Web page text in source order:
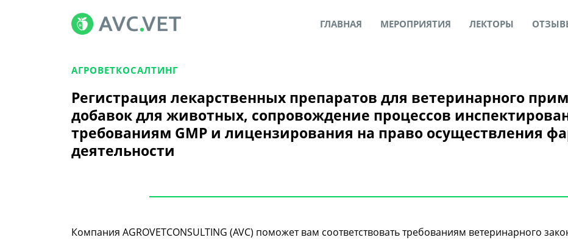
ГЛАВНАЯ МЕРОПРИЯТИЯ ЛЕКТОРЫ
АГРОВЕТКОСАЛТИНГ
Регистрация лекарственных препаратов для ветеринарного
добавок для животных, сопровождение процессов
требованиям GMP и лицензирования на право осуществления
деятельности
Компания AGROVETCONSULTING (AVC) поможет вам соответствовать требованиям ветеринарного